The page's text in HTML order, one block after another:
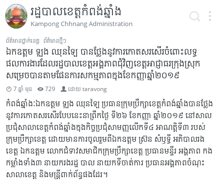
រដ្ឋបាលខេត្តកំពង់ឆ្នាំង
Kampong Chhnang Administration
ព័ត៌មានថ្នាក់ខេត្ត ព័ត៌មានថ្មីៗ
ឯកឧត្តម ឡុង ឈុនឡៃ បានថ្លែងនូវការកោតសរសើរចំពោះលទ្ធ
ផលការងារដែលរដ្ឋបាលខេត្តអង្គភាពជុំវិញខេត្តអាជ្ញាធរក្រុងស្រុក
សម្រេចបានតាមផែនការសកម្មភាពក្នុងខែកញ្ញាឆ្នាំ២០១៩
7 ឆ្នាំ មុន 729 ដោយtaravong
កំពង់ឆ្នាំងៈឯកឧត្តម ឡុង ឈុនឡៃ ប្រធានក្រុមប្រឹក្សាខេត្តកំពង់ឆ្នាំងបានថ្លែង
នូវការកោតសរសើរបែបនេះនាព្រឹកថ្ងៃ ទី២៦ ខែកញ្ញា ឆ្នាំ២០១៩ នៅសាល
ប្រជុំសាលាខេត្តកំពង់ឆ្នាំងក្នុងកិច្ចប្រជុំសាមញ្ញលើកទី៤ អាណត្តិទី៣ របស់
ក្រុមប្រឹក្សាខេត្ត ដោយមានការចូលរួមពីឯកឧត្ដម ស្រ៊ន សំឫទ្ធី អភិបាលរង
ខេត្ត ឯកឧត្ដម លោកជំទាវសមាជិកក្រុមប្រឹក្សាខេត្ត ប្រធានមន្ទីរ អង្គភាព កង
កម្លាំងទាំង៣ នាយករងរដ្ឋ បាល នាយកទីចាត់ការ ប្រធានអង្គភាពចំណុះ
សាលាខេត្ត និងមន្ត្រីពាក់ព័ន្ធផងដែរ។